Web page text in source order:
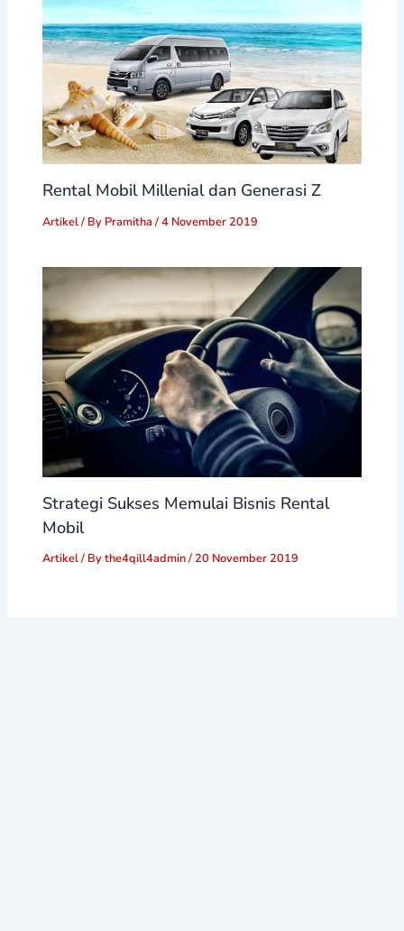
Rental Mobil Millenial dan Generasi Z
Artikel/ By Pramitha/4 November 2019
Strategi Sukses Memulai Bisnis Rental
Mobil
Artikel/ Bythe4qill4admin/ 20 November 2019